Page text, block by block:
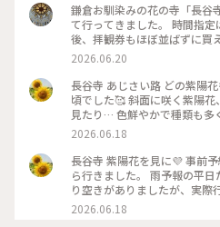
鎌倉お馴染みの花の寺「長谷
て行ってきました。 時間指
後、拝観券もほぼ並ばずに買
で。22日からは当日券のみ)
鎌倉生まれの品種など40種
上からみても見事です✨ 紫陽
さまもすばらしい 長い年月
来るたびに来られてよかったと思え
2026.06.20
長谷寺 あじさい路 どの紫陽
頃でした🥰 斜面に咲く紫陽
見たり… 色鮮やかで種類も多
たり止んだり、写真を撮るに
喜んでいるように見えました☺️ #長谷寺 #紫陽花 #あじさい #
あじさい路 #鎌倉 #ひみつの
2026.06.18
長谷寺 紫陽花を見に💜 事前
ら行きました。 雨予報の平
り空きがありましたが、実際
その場で申し込んだ人は数時
さい路まで入らなくても少し
2026.06.18